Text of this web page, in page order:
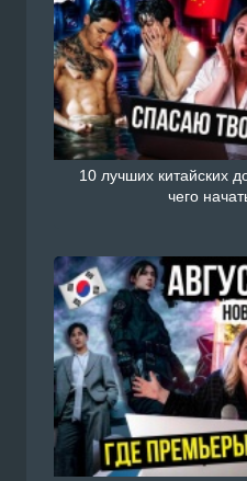
10 лучших китайских
чего